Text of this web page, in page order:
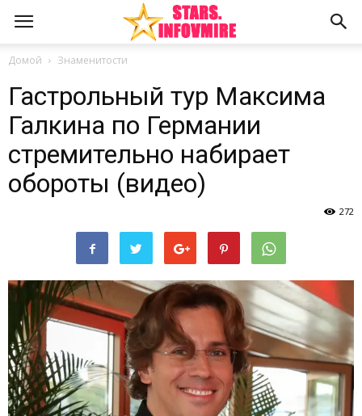
Домой Знаменитости
Гастрольный тур Максима
Галкина по Германии
стремительно набирает
обороты (видео)
272